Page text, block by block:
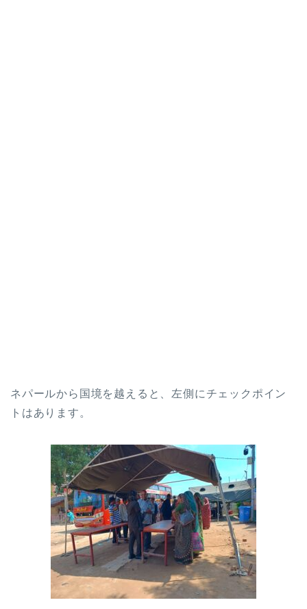
ネパールから国境を越えると、左側にチェックポイン
トはあります。